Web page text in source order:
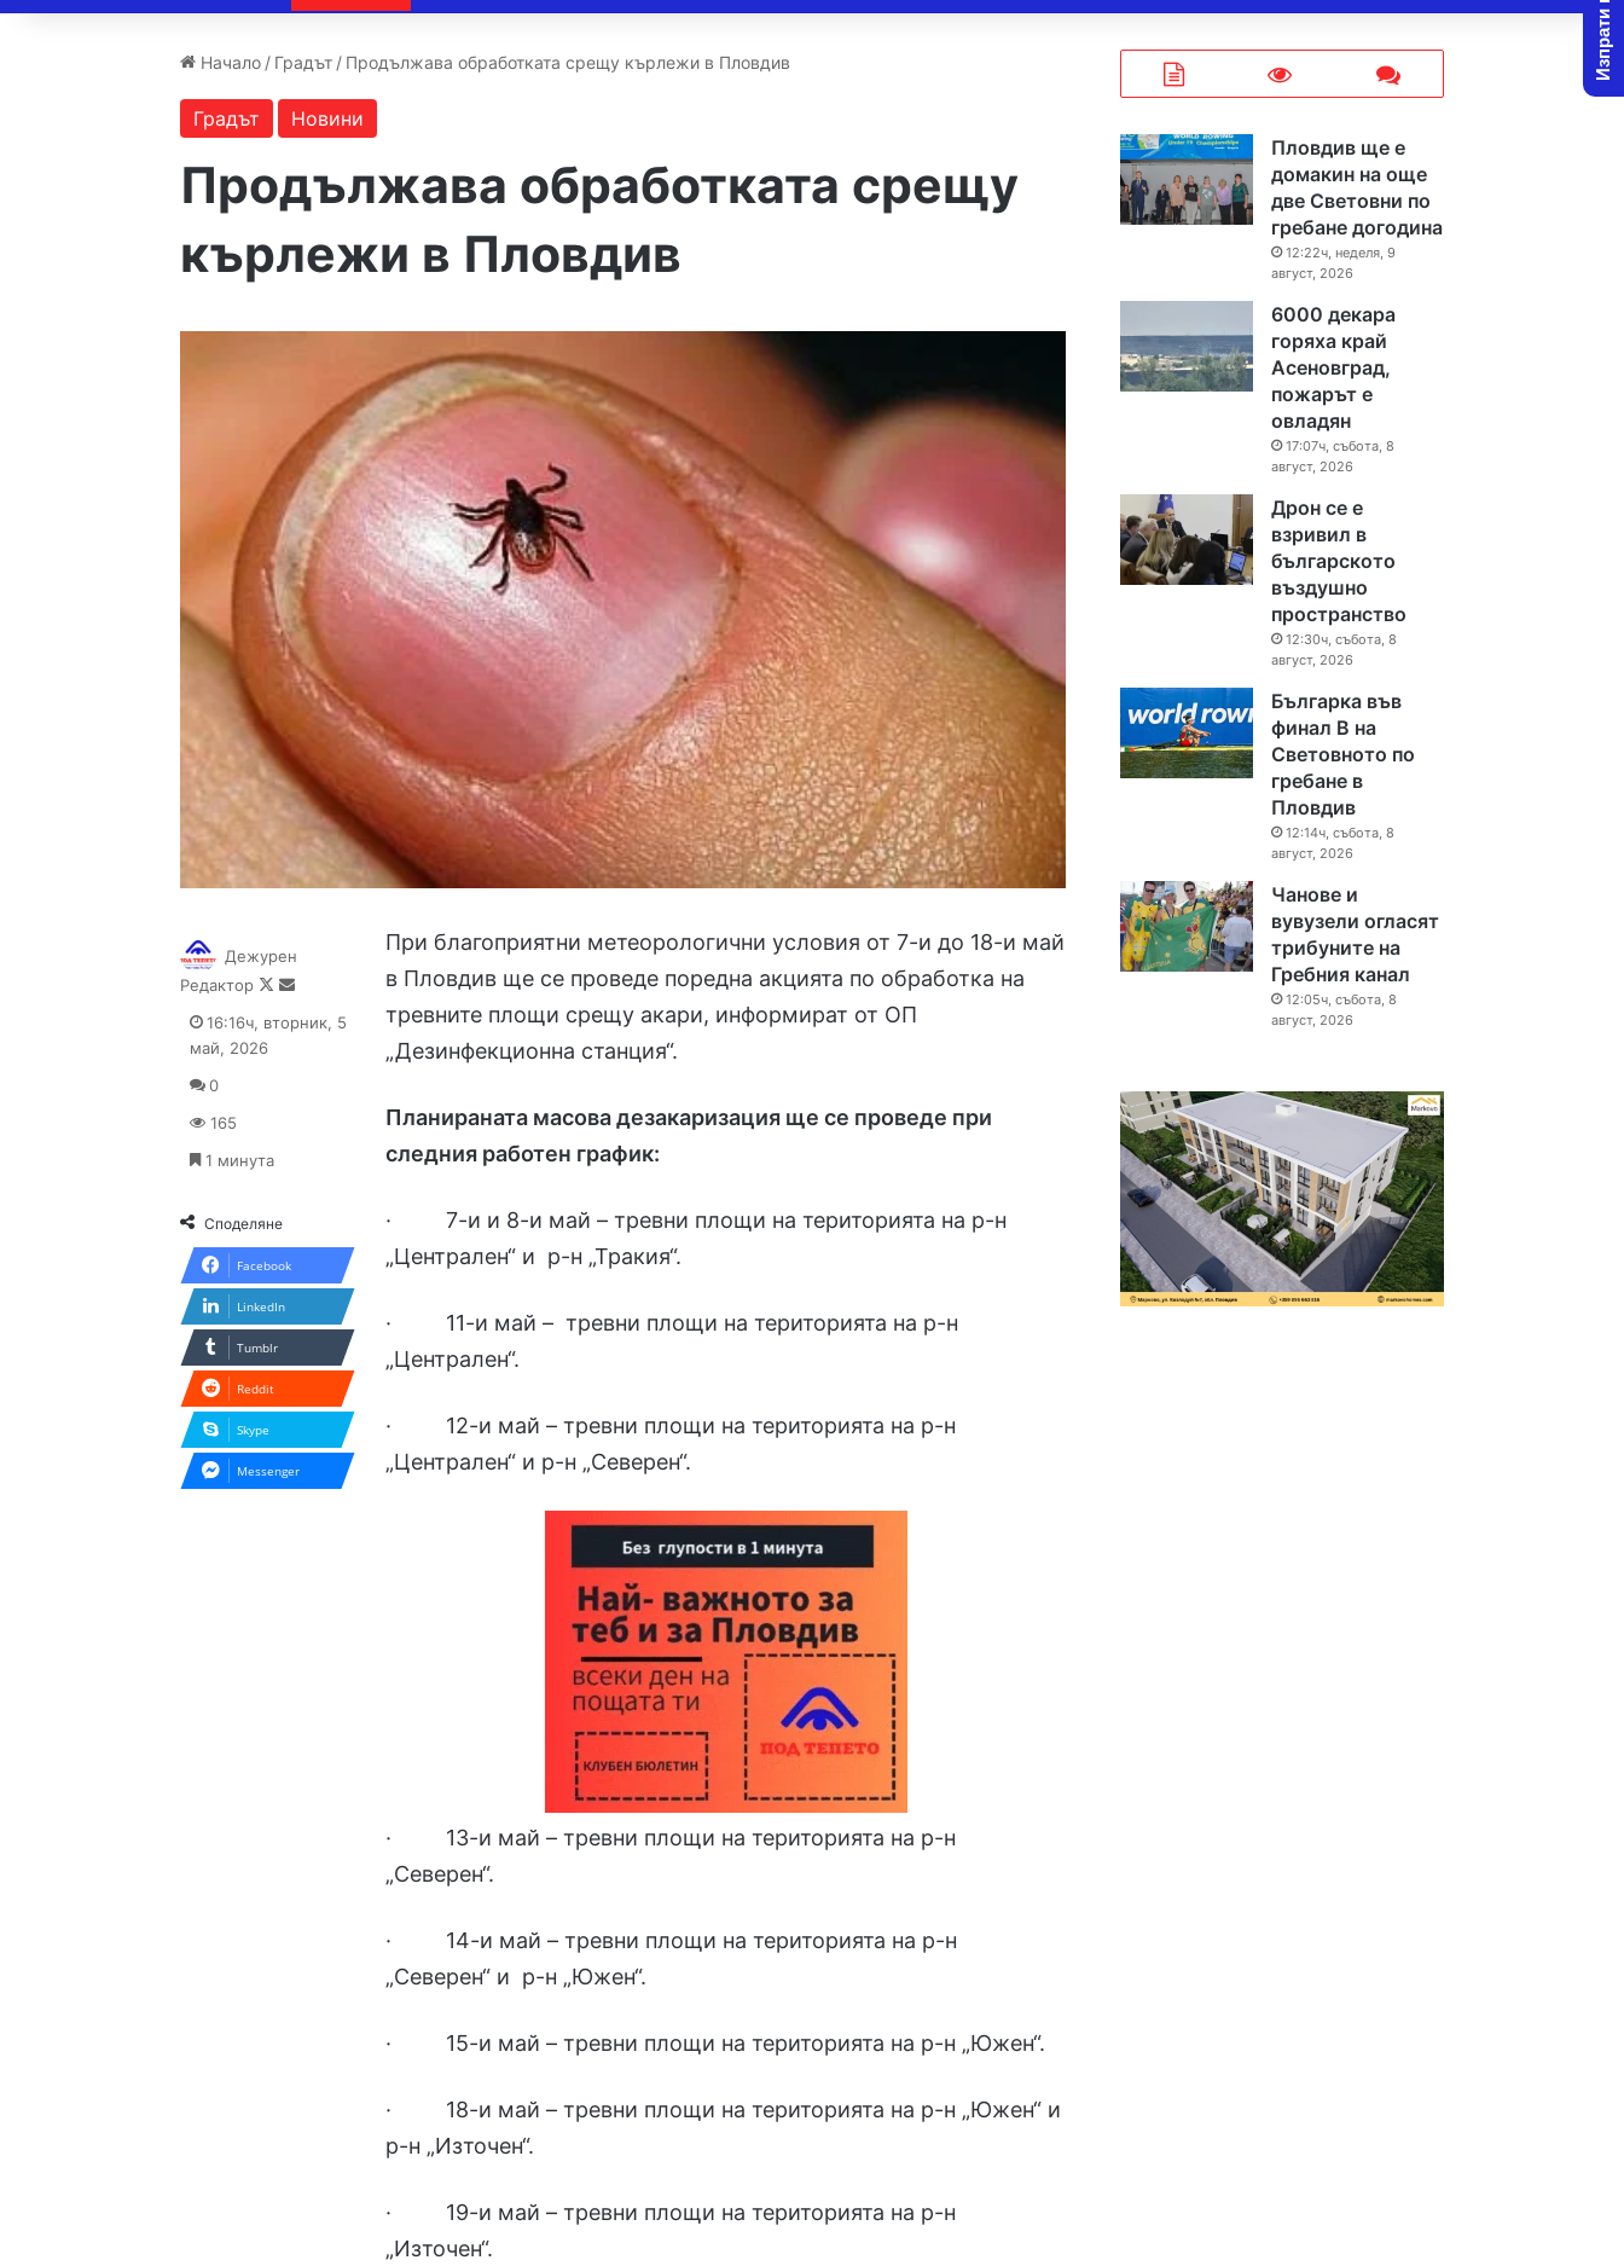
Начало / Градът / Продължава обработката срещу кърлежи в Пловдив
Градът Новини
Продължава обработката срещу
кърлежи в Пловдив
При благоприятни метеорологични условия от 7-и до 18-и май
в Пловдив ще се проведе поредна акцията по обработка на
тревните площи срещу акари, информират от ОП
„Дезинфекционна станция“.
Планираната масова дезакаризация ще се проведе при
следния работен график:
· 7-и и 8-и май – тревни площи на територията на р-н
„Централен“ и р-н „Тракия“.
· 11-и май – тревни площи на територията на р-н
„Централен“.
· 12-и май – тревни площи на територията на р-н
„Централен“ и р-н „Северен“.
· 13-и май – тревни площи на територията на р-н
„Северен“.
· 14-и май – тревни площи на територията на р-н
„Северен“ и р-н „Южен“.
· 15-и май – тревни площи на територията на р-н „Южен“.
· 18-и май – тревни площи на територията на р-н „Южен“ и
р-н „Източен“.
· 19-и май – тревни площи на територията на р-н
„Източен“.
Дежурен
Редактор
Follow
X
Send
email
16:16ч, вторник, 5
май, 2026
0
165
1 минута
Споделяне
Facebook
LinkedIn
Tumblr
Reddit
Skype
Messenger
Пловдив ще е
домакин на още
две Световни по
гребане догодина
12:22ч, неделя, 9
август, 2026
6000 декара
горяха край
Асеновград,
пожарът е
овладян
17:07ч, събота, 8
август, 2026
Дрон се е
взривил в
българското
въздушно
пространство
12:30ч, събота, 8
август, 2026
Българка във
финал B на
Световното по
гребане в
Пловдив
12:14ч, събота, 8
август, 2026
Чанове и
вувузели огласят
трибуните на
Гребния канал
12:05ч, събота, 8
август, 2026